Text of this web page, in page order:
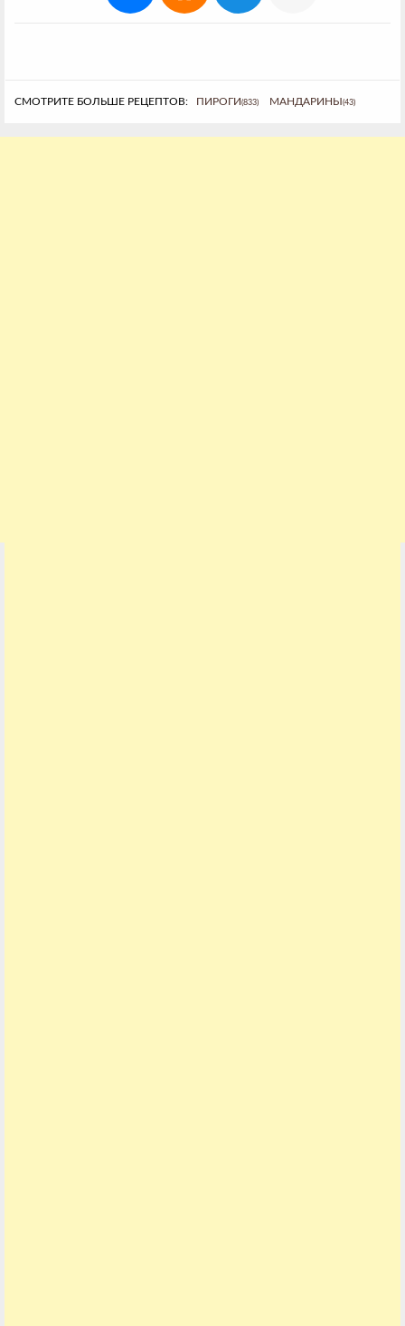
СМОТРИТЕ БОЛЬШЕ РЕЦЕПТОВ: ПИРОГИ(833) МАНДАРИНЫ(43)